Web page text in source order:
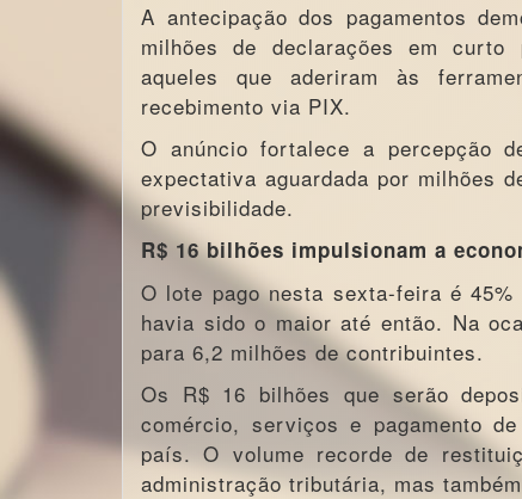
A antecipação dos pagamentos
milhões de declarações em curto
aqueles que aderiram às
recebimento via PIX.
O anúncio fortalece a percepção
expectativa aguardada por milhões
previsibilidade.
R$ 16 bilhões impulsionam a
O lote pago nesta sexta-feira é
havia sido o maior até então. Na
para 6,2 milhões de contribuintes.
Os R$ 16 bilhões que serão
comércio, serviços e pagamento
país. O volume recorde de
administração tributária, mas